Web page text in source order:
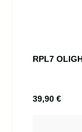
RPL7
Regulärer
39,90 €